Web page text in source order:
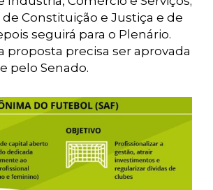
de Constituição e Justiça e de
seguirá para o Plenário.
proposta precisa ser aprovada
pelo Senado.